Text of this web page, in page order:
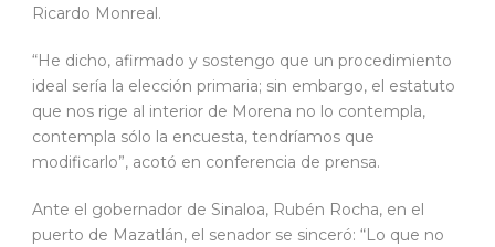
Ricardo Monreal.
“He dicho, afirmado y sostengo que un procedimiento
ideal sería la elección primaria; sin embargo, el estatuto
que nos rige al interior de Morena no lo contempla,
contempla sólo la encuesta, tendríamos que
modificarlo”, acotó en conferencia de prensa.
Ante el gobernador de Sinaloa, Rubén Rocha, en el
puerto de Mazatlán, el senador se sinceró: “Lo que no